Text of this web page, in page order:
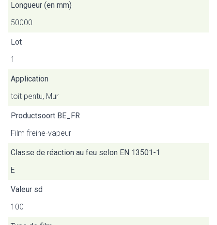
Longueur (en mm)
50000
Lot
1
Application
toit pentu, Mur
Productsoort BE_FR
Film freine-vapeur
Classe de réaction au feu selon EN 13501-1
E
Valeur sd
100